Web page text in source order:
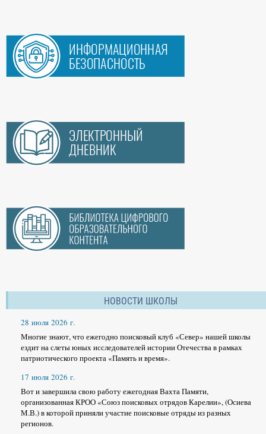
НОВОСТИ ШКОЛЫ
28 июля 2026 г.
Многие знают, что ежегодно поисковый клуб «Север» нашей школы
ездит на слеты юных исследователей истории Отечества в рамках
патриотического проекта «Память и время».
17 июля 2026 г.
Вот и завершила свою работу ежегодная Вахта Памяти,
организованная КРОО «Союз поисковых отрядов Карелии», (Осиева
М.В.) в которой приняли участие поисковые отряды из разных
регионов.